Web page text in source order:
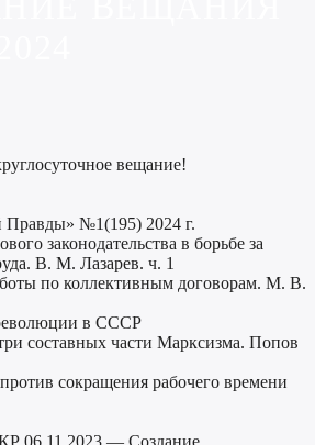
вещание!
Правды» №1(195) 2024 г.
законодательства в борьбе за
В. М. Лазарев. ч. 1
по коллективным договорам. М. В.
в СССР
составных части Марксизма. Попов
сокращения рабочего времени